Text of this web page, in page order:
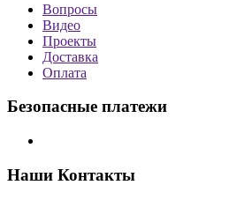
Вопросы
Видео
Проекты
Доставка
Оплата
Безопасные платежи
Наши Контакты